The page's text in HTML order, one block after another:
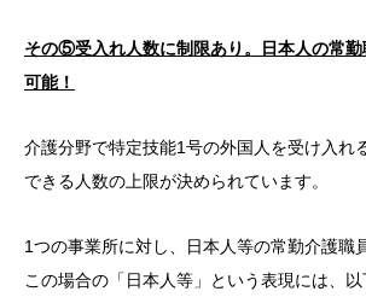
その⑤受入れ人数に制限あり。日本人の常勤
可能！
介護分野で特定技能1号の外国人を受け入れ
できる人数の上限が決められています。
1つの事業所に対し、日本人等の常勤介護職
この場合の「日本人等」という表現には、